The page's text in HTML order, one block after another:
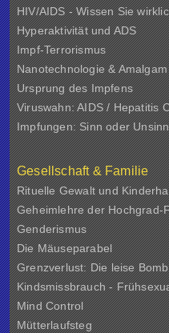
HIV/AIDS - Wissen Sie
Hyperaktivität und ADS
Impf-Terrorismus
Nanotechnologie & Amalgam
Ursprung des Impfens
Viruswahn: AIDS / Hepatitis
Impfungen: Sinn oder Unsinn
Gesellschaft & Familie
Rituelle Gewalt und
Geheimlehre der Hochgrad-
Genderismus
Die Mäuseparabel
Grenzverlust: Die leise
Kindsmissbrauch -
Mind Control
Mütterlaufsteg